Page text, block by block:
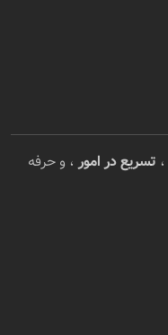
، تسریع در امور ، و حرفه